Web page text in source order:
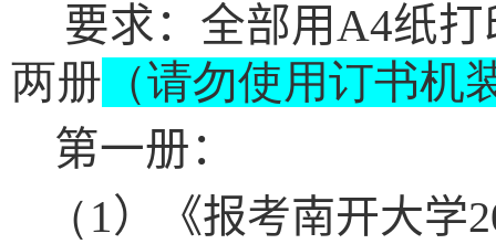
要求： 全部用A4纸打
两册 （请勿使用订书机
第一册 ：
（ 1） 《报考南开大学